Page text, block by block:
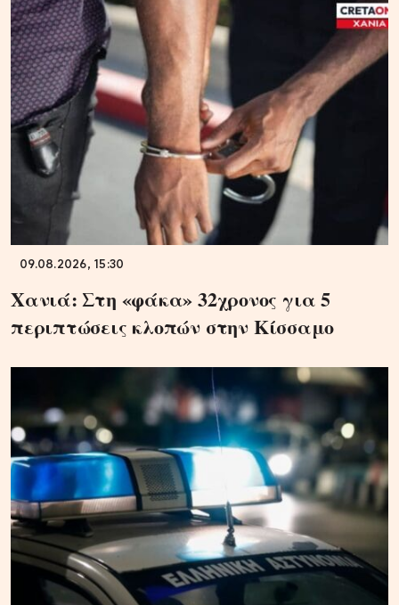
09.08.2026, 15:30
Χανιά: Στη «φάκα» 32χρονος για 5
περιπτώσεις κλοπών στην Κίσσαμο